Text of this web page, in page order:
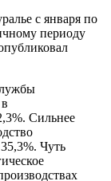
с января по
периоду
Сильнее
Чуть